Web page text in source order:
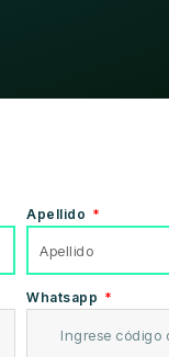
Apellido
Whatsapp